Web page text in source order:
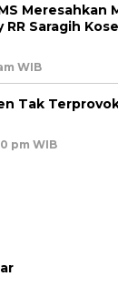
Meresahkan
Saragih
WIB
Tak
pm WIB